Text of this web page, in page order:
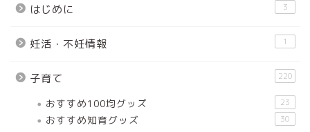
はじめに 3
妊活・不妊情報 1
子育て 220
おすすめ100均グッズ 23
おすすめ知育グッズ 30